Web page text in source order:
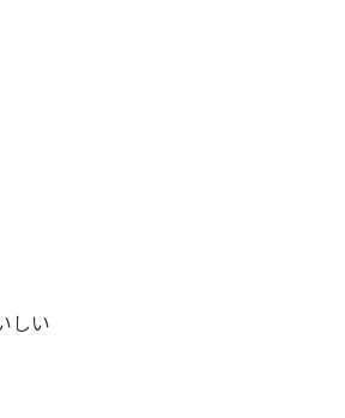
しい